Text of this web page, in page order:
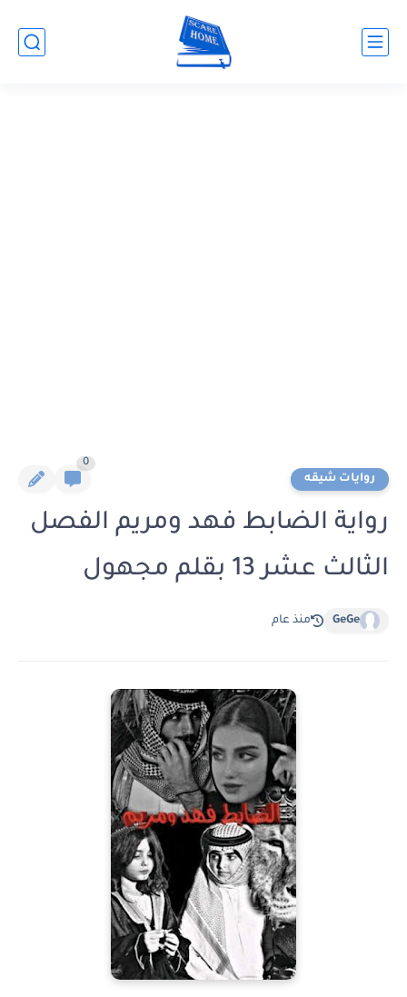
روايات شيقه
0
رواية الضابط فهد ومريم الفصل
الثالث عشر 13 بقلم مجهول
GeGe منذ عام